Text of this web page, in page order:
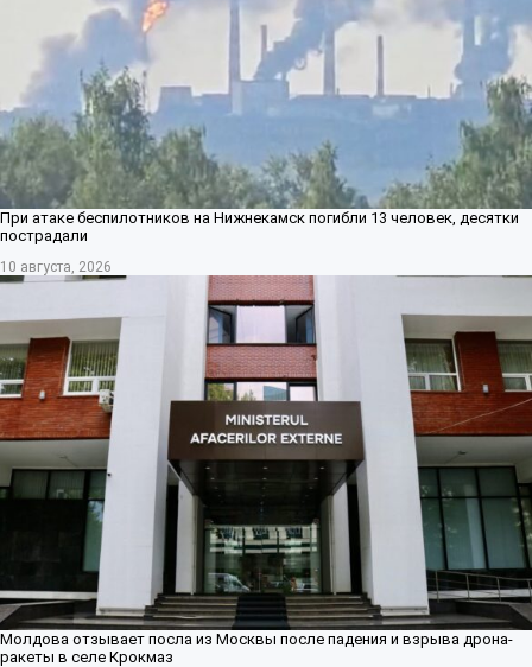
При атаке беспилотников на Нижнекамск погибли 13 человек, десятки
пострадали
10 августа, 2026
Молдова отзывает посла из Москвы после падения и взрыва дрона-
ракеты в селе Крокмаз